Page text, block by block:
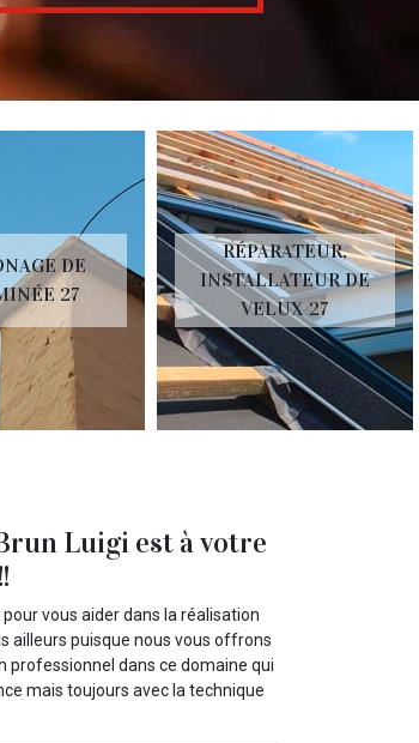
DE
27
RÉPARATEUR,
INSTALLATEUR DE
VELUX 27
Luigi est à votre
vous aider dans la réalisation
ailleurs puisque nous vous offrons
professionnel dans ce domaine qui
mais toujours avec la technique